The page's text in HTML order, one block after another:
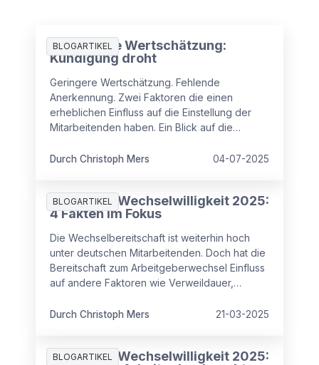
BLOGARTIKEL
Mangelnde Wertschätzung:
Kündigung droht
Geringere Wertschätzung. Fehlende
Anerkennung. Zwei Faktoren die einen
erheblichen Einfluss auf die Einstellung der
Mitarbeitenden haben. Ein Blick auf die
Durch Christoph Mers 04-07-2025
BLOGARTIKEL
Studie zur Wechselwilligkeit 2025:
4 Fakten im Fokus
Die Wechselbereitschaft ist weiterhin hoch
unter deutschen Mitarbeitenden. Doch hat die
Bereitschaft zum Arbeitgeberwechsel Einfluss
auf andere Faktoren wie Verweildauer,
Durch Christoph Mers 21-03-2025
BLOGARTIKEL
Studie zur Wechselwilligkeit 2025: